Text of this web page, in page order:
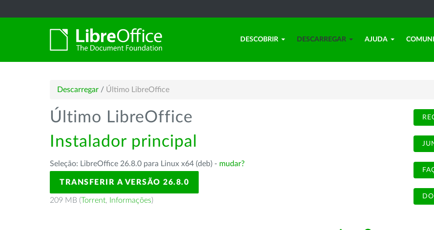
DESCOBRIR DESCARREGAR AJUDA
Descarregar / Último LibreOffice
Último LibreOffice
Instalador principal
Seleção: LibreOffice 26.8.0 para Linux x64 (deb) - mudar?
TRANSFERIR A VERSÃO 26.8.0
209 MB (Torrent, Informações)